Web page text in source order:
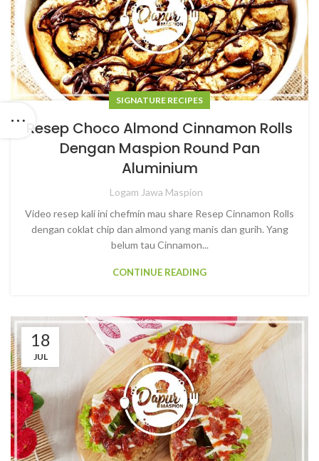
SIGNATURE RECIPES
Resep Choco Almond Cinnamon Rolls
Dengan Maspion Round Pan
Aluminium
Logam Jawa Maspion
Video resep kali ini chefmin mau share Resep Cinnamon Rolls
dengan coklat chip dan almond yang manis dan gurih. Yang
belum tau Cinnamon...
CONTINUE READING
18
JUL